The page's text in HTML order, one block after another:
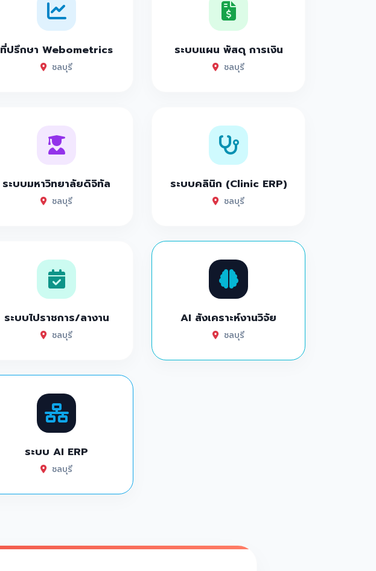
ที่ปรึกษา Webometrics
ชลบุรี
ระบบแผน พัสดุ การเงิน
ชลบุรี
ระบบมหาวิทยาลัยดิจิทัล
ชลบุรี
ระบบคลินิก (Clinic ERP)
ชลบุรี
ระบบไปราชการ/ลางาน
ชลบุรี
AI สังเคราะห์งานวิจัย
ชลบุรี
ระบบ AI ERP
ชลบุรี